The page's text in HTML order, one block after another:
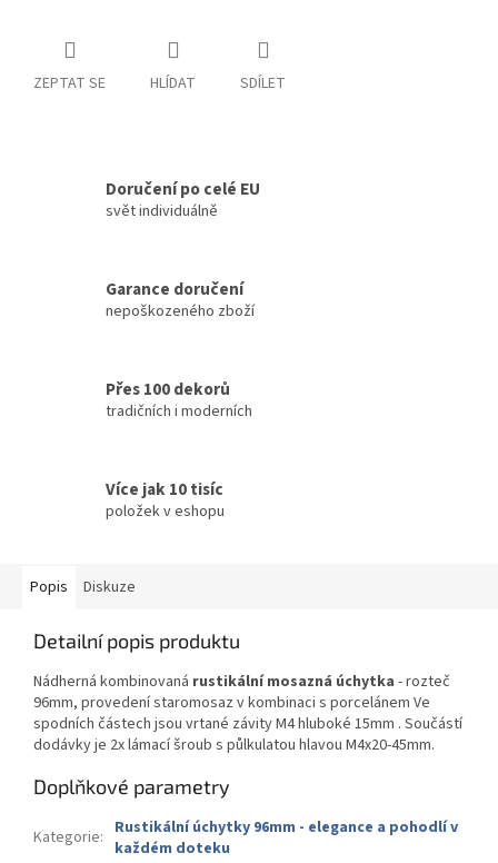
ZEPTAT SE HLÍDAT SDÍLET
Doručení po celé EU
svět individuálně
Garance doručení
nepoškozeného zboží
Přes 100 dekorů
tradičních i moderních
Více jak 10 tisíc
položek v eshopu
Popis Diskuze
Detailní popis produktu
Nádherná kombinovaná rustikální mosazná úchytka - rozteč
96mm, provedení staromosaz v kombinaci s porcelánem Ve
spodních částech jsou vrtané závity M4 hluboké 15mm . Součástí
dodávky je 2x lámací šroub s půlkulatou hlavou M4x20-45mm.
Doplňkové parametry
Kategorie: Rustikální úchytky 96mm - elegance a pohodlí v
každém doteku